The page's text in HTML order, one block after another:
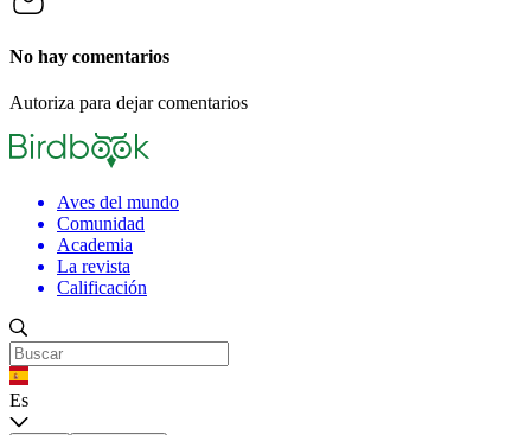
No hay comentarios
Autoriza para dejar comentarios
Aves del mundo
Comunidad
Academia
La revista
Calificación
Es